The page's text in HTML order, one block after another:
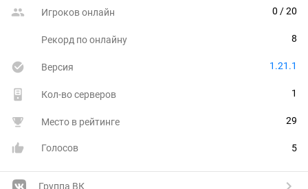
Игроков онлайн 0 / 20
Рекорд по онлайну 8
Версия 1.21.1
Кол-во серверов 1
Место в рейтинге 29
Голосов 5
Группа ВК